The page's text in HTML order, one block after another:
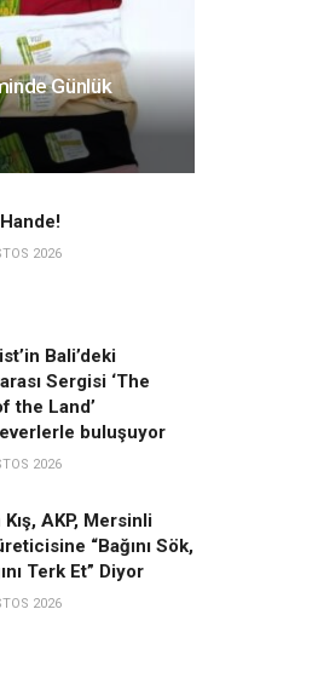
Günlük
2026
Bali’deki
Sergisi ‘The
the Land’
buluşuyor
2026
AKP, Mersinli
“Bağını Sök,
Terk Et” Diyor
2026